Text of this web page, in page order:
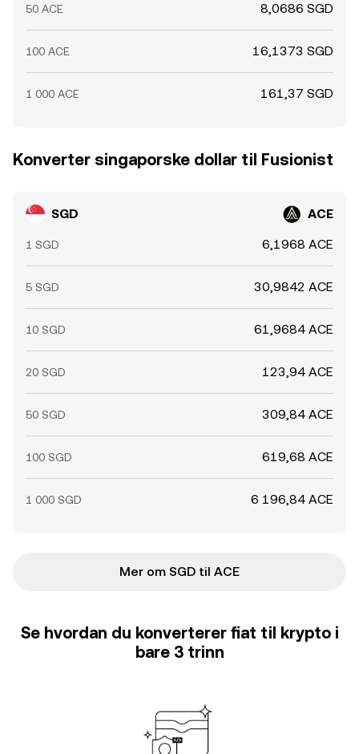
50 ACE 8,0686 SGD
100 ACE 16,1373 SGD
1 000 ACE 161,37 SGD
Konverter singaporske dollar til Fusionist
SGD ACE
1 SGD 6,1968 ACE
5 SGD 30,9842 ACE
10 SGD 61,9684 ACE
20 SGD 123,94 ACE
50 SGD 309,84 ACE
100 SGD 619,68 ACE
1 000 SGD 6 196,84 ACE
Mer om SGD til ACE
Se hvordan du konverterer fiat til krypto i
bare 3 trinn